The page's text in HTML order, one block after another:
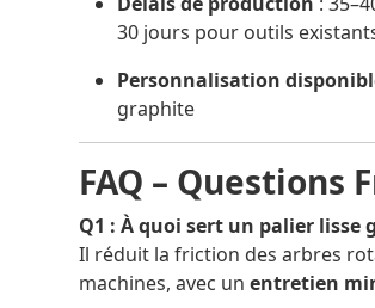
30 jours pour outils
Personnalisation
graphite
FAQ – Questions
Q1 : À quoi sert un palier lisse
Il réduit la friction des arbres
machines, avec un entretien